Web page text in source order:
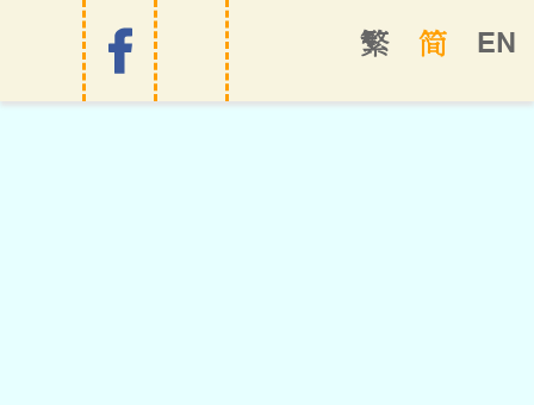
EN
简
繁